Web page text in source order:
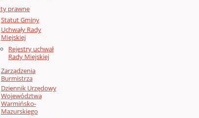
prawne
Statut Gminy
Uchwały Rady
Miejskiej
Rejestry uchwał
Rady Miejskiej
Zarządzenia
Burmistrza
Dziennik Urzędowy
Województwa
Warmińsko-
Mazurskiego